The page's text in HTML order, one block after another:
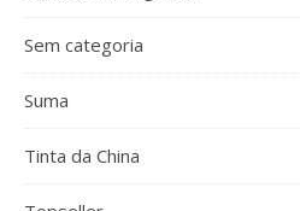
Sem categoria
Suma
Tinta da China